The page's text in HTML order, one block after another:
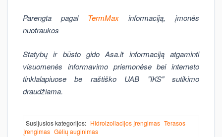
Parengta pagal TermMax informaciją, įmonės
nuotraukos
Statybų ir būsto gido Asa.lt informaciją atgaminti
visuomenės informavimo priemonėse bei interneto
tinklalapiuose be raštiško UAB "IKS" sutikimo
draudžiama.
Susijusios kategorijos: Hidroizoliacijos įrengimas Terasos
įrengimas Gėlių auginimas